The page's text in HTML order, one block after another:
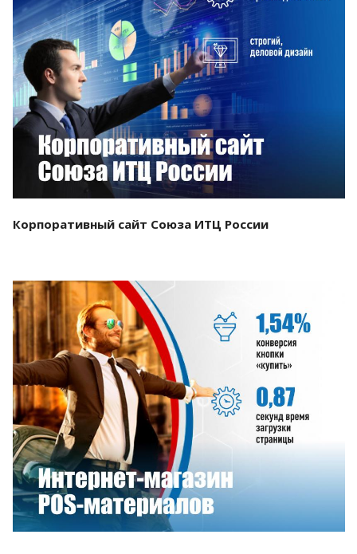
Смотреть проект
Корпоративный сайт Союза ИТЦ России
Смотреть проект